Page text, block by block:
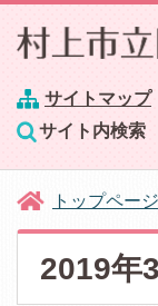
サイトマップ
サイト内検索
トップページ
2019年